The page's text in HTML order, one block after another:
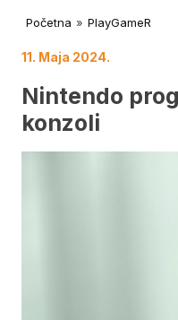
Početna » PlayGameR
11. Maja 2024.
Nintendo
konzoli